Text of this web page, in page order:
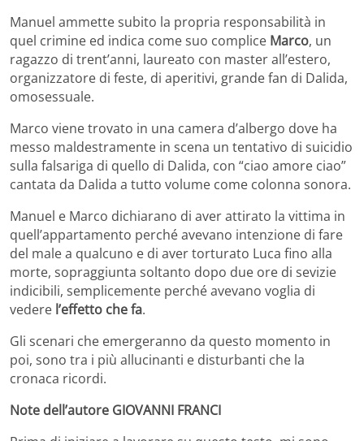
Manuel ammette subito la propria responsabilità in
quel crimine ed indica come suo complice Marco, un
ragazzo di trent’anni, laureato con master all’estero,
organizzatore di feste, di aperitivi, grande fan di Dalida,
omosessuale.
Marco viene trovato in una camera d’albergo dove ha
messo maldestramente in scena un tentativo di suicidio
sulla falsariga di quello di Dalida, con “ciao amore ciao”
cantata da Dalida a tutto volume come colonna sonora.
Manuel e Marco dichiarano di aver attirato la vittima in
quell’appartamento perché avevano intenzione di fare
del male a qualcuno e di aver torturato Luca fino alla
morte, sopraggiunta soltanto dopo due ore di sevizie
indicibili, semplicemente perché avevano voglia di
vedere l’effetto che fa.
Gli scenari che emergeranno da questo momento in
poi, sono tra i più allucinanti e disturbanti che la
cronaca ricordi.
Note dell’autore GIOVANNI FRANCI